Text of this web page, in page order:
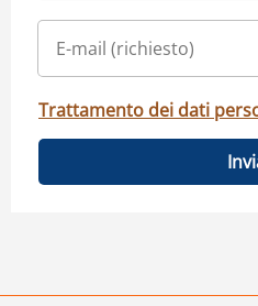
Trattamento dei dati